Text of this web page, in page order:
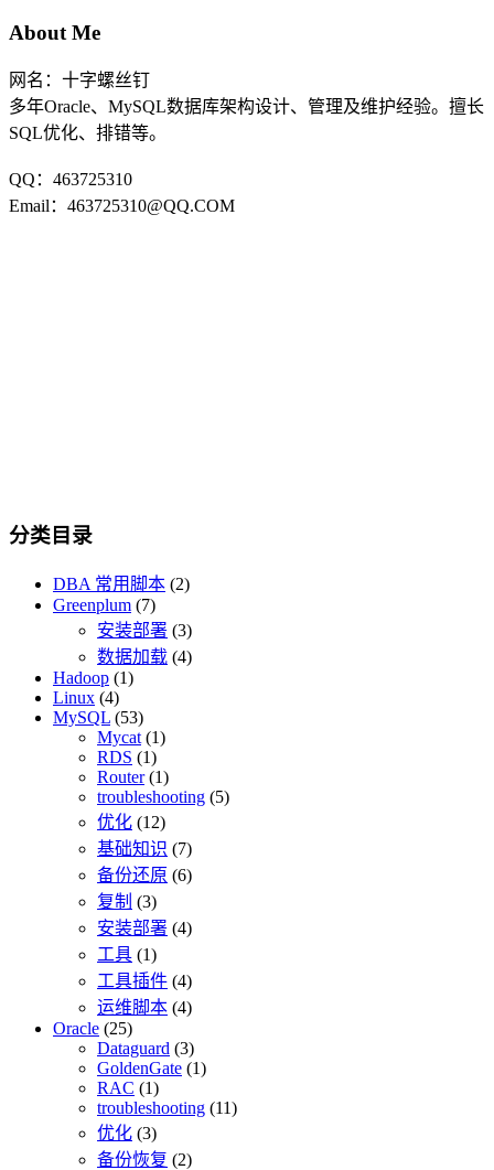
About Me
网名：十字螺丝钉
多年Oracle、MySQL数据库架构设计、管理及维护经验。擅长
SQL优化、排错等。
QQ：463725310
Email：463725310@QQ.COM
分类目录
DBA 常用脚本 (2)
Greenplum (7)
安装部署 (3)
数据加载 (4)
Hadoop (1)
Linux (4)
MySQL (53)
Mycat (1)
RDS (1)
Router(1)
troubleshooting (5)
优化 (12)
基础知识 (7)
备份还原 (6)
复制 (3)
安装部署 (4)
工具 (1)
工具插件 (4)
运维脚本 (4)
Oracle (25)
Dataguard (3)
GoldenGate (1)
RAC (1)
troubleshooting (11)
优化 (3)
备份恢复 (2)